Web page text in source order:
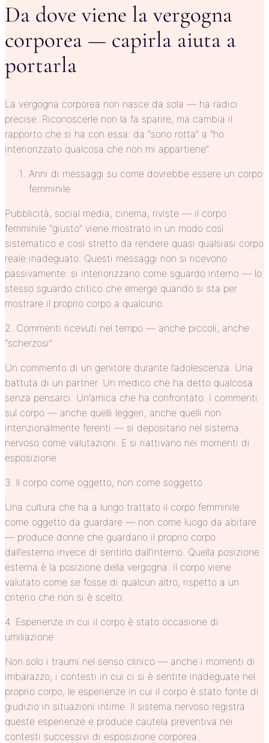
Da dove viene la vergogna
corporea — capirla aiuta a
portarla
La vergogna corporea non nasce da sola — ha radici
precise. Riconoscerle non la fa sparire, ma cambia il
rapporto che si ha con essa: da “sono rotta” a “ho
interiorizzato qualcosa che non mi appartiene”.
Anni di messaggi su come dovrebbe essere un corpo
femminile
Pubblicità, social media, cinema, riviste — il corpo
femminile “giusto” viene mostrato in un modo così
sistematico e così stretto da rendere quasi qualsiasi corpo
reale inadeguato. Questi messaggi non si ricevono
passivamente: si interiorizzano come sguardo interno — lo
stesso sguardo critico che emerge quando si sta per
mostrare il proprio corpo a qualcuno.
2. Commenti ricevuti nel tempo — anche piccoli, anche
“scherzosi”
Un commento di un genitore durante l’adolescenza. Una
battuta di un partner. Un medico che ha detto qualcosa
senza pensarci. Un’amica che ha confrontato. I commenti
sul corpo — anche quelli leggeri, anche quelli non
intenzionalmente ferenti — si depositano nel sistema
nervoso come valutazioni. E si riattivano nei momenti di
esposizione.
3. Il corpo come oggetto, non come soggetto
Una cultura che ha a lungo trattato il corpo femminile
come oggetto da guardare — non come luogo da abitare
— produce donne che guardano il proprio corpo
dall’esterno invece di sentirlo dall’interno. Quella posizione
esterna è la posizione della vergogna: il corpo viene
valutato come se fosse di qualcun altro, rispetto a un
criterio che non si è scelto.
4. Esperienze in cui il corpo è stato occasione di
umiliazione
Non solo i traumi nel senso clinico — anche i momenti di
imbarazzo, i contesti in cui ci si è sentite inadeguate nel
proprio corpo, le esperienze in cui il corpo è stato fonte di
giudizio in situazioni intime. Il sistema nervoso registra
queste esperienze e produce cautela preventiva nei
contesti successivi di esposizione corporea.